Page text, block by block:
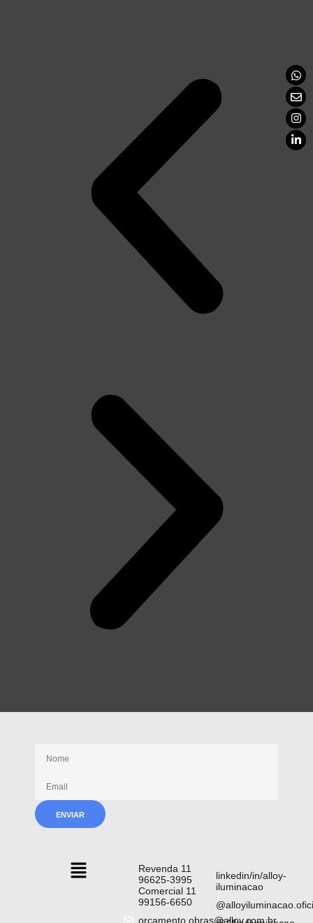
Revenda 11
96625-3995
Comercial 11
99156-6650
orcamento.obras@alloy.com.br
linkedin/in/alloy-
iluminacao